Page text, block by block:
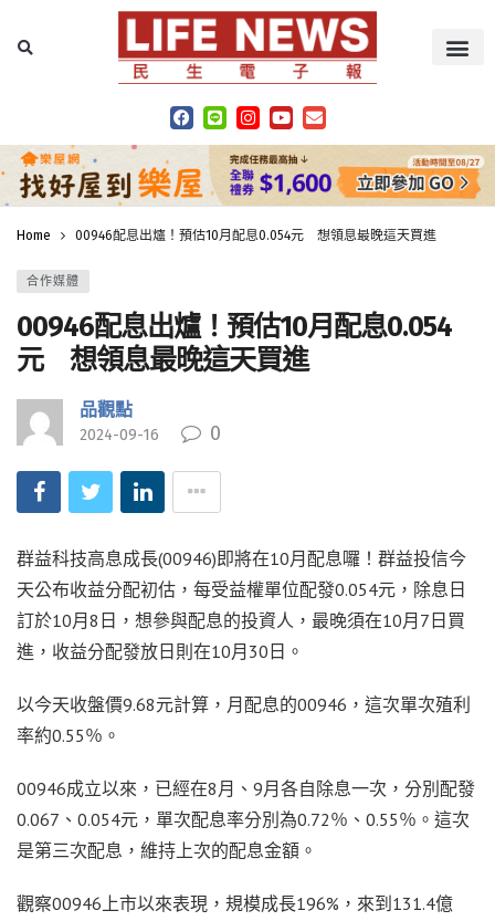
Home 00946配息出爐！預估10月配息0.054元 想領息最晚這天買進
合作媒體
00946配息出爐！預估10月配息0.054
元 想領息最晚這天買進
品觀點
2024-09-16 0
群益科技高息成長(00946)即將在10月配息囉！群益投信今
天公布收益分配初估，每受益權單位配發0.054元，除息日
訂於10月8日，想參與配息的投資人，最晚須在10月7日買
進，收益分配發放日則在10月30日。
以今天收盤價9.68元計算，月配息的00946，這次單次殖利
率約0.55％。
00946成立以來，已經在8月、9月各自除息一次，分別配發
0.067、0.054元，單次配息率分別為0.72％、0.55％。這次
是第三次配息，維持上次的配息金額。
觀察00946上市以來表現，規模成長196%，來到131.4億